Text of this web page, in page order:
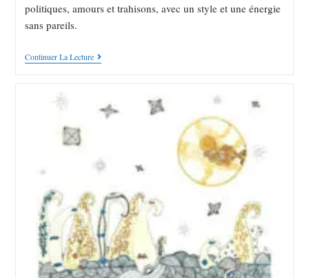
politiques, amours et trahisons, avec un style et une énergie
sans pareils.
Continuer La Lecture